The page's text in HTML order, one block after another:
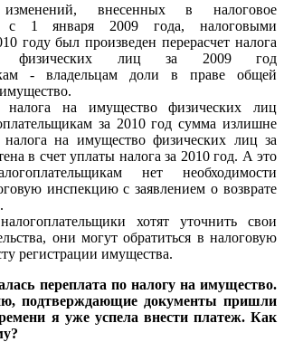
внесенных в налоговое
с 1 января 2009 года, налоговыми
году был произведен перерасчет налога
физических лиц за 2009 год
- владельцам доли в праве общей
на имущество физических лиц
за 2010 год сумма излишне
на имущество физических лиц за
в счет уплаты налога за 2010 год. А это
нет необходимости
инспекцию с заявлением о возврате
хотят уточнить свои
они могут обратиться в налоговую
регистрации имущества.
переплата по налогу на имущество.
подтверждающие документы пришли
я уже успела внести платеж. Как